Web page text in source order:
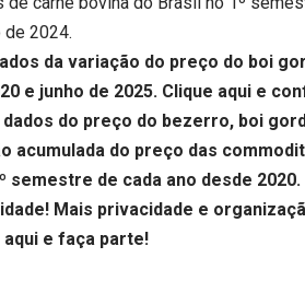
2024.
da variação do preço do boi
e junho de 2025. Clique aqui e
do preço do bezerro, boi
acumulada do preço das
semestre de cada ano desde 2020.
Mais privacidade e
aqui e faça parte!